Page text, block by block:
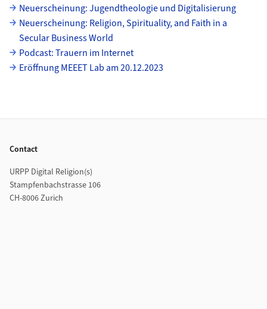
Subpages
Neuerscheinung: Jugendtheologie und Digitalisierung
Neuerscheinung: Religion, Spirituality, and Faith in a
Secular Business World
Podcast: Trauern im Internet
Eröffnung MEEET Lab am 20.12.2023
Contact
URPP Digital Religion(s)
Stampfenbachstrasse 106
CH-8006 Zurich